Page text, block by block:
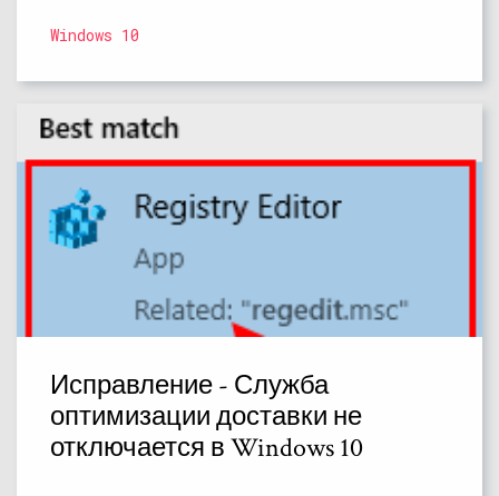
Windows 10
Исправление - Служба
оптимизации доставки не
отключается в Windows 10